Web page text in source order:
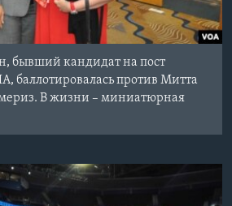
бывший кандидат на пост
баллотировалась против Митта
В жизни – миниатюрная